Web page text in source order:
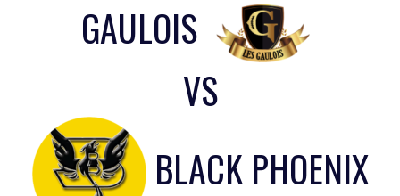
GAULOIS
VS
BLACK PHOENIX